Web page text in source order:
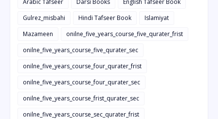
Gulrez_misbahi
Hindi Tafseer Book
Islamiyat
Mazameen
onilne_five_years_course_five_qurater_frist
onilne_five_years_course_five_qurater_sec
onilne_five_years_course_four_qurater_frist
onilne_five_years_course_four_qurater_sec
onilne_five_years_course_frist_qurater_sec
onilne_five_years_course_sec_qurater_frist